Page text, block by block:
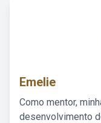
Emelie
Como mentor,
desenvolvimento